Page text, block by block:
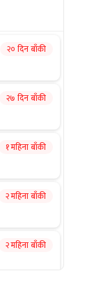
२० दिन बाँकी
२७ दिन बाँकी
१ महिना बाँकी
२ महिना बाँकी
२ महिना बाँकी